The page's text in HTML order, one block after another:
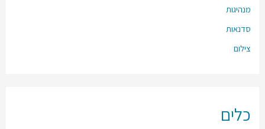
מנהיגות
סדנאות
צילום
כלים